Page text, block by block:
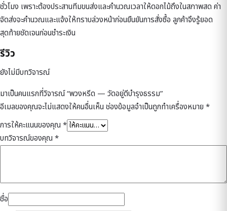
ชั่วโมง เพราะต้องประสานทีมขนส่งและคำนวณเวลาให้ดอกไม้ถึงในสภาพสด ค่า
จัดส่งจะคำนวณและแจ้งให้ทราบล่วงหน้าก่อนยืนยันการสั่งซื้อ ลูกค้าจึงรู้ยอด
สุดท้ายชัดเจนก่อนชำระเงิน
รีวิว
ยังไม่มีบทวิจารณ์
มาเป็นคนแรกที่วิจารณ์ “พวงหรีด — วัดอยู่ดีบำรุงธรรม”
อีเมลของคุณจะไม่แสดงให้คนอื่นเห็น ช่องข้อมูลจำเป็นถูกทำเครื่องหมาย *
การให้คะแนนของคุณ *
บทวิจารณ์ของคุณ *
ชื่อ